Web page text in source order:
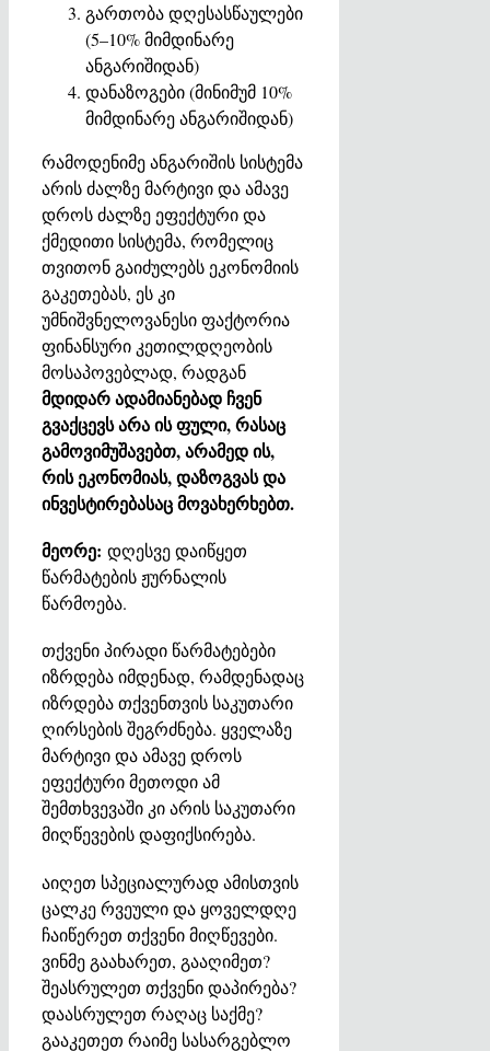
გართობა დღესასწაულები
(5–10% მიმდინარე
ანგარიშიდან)
დანაზოგები (მინიმუმ 10%
მიმდინარე ანგარიშიდან)
რამოდენიმე ანგარიშის სისტემა
არის ძალზე მარტივი და ამავე
დროს ძალზე ეფექტური და
ქმედითი სისტემა, რომელიც
თვითონ გაიძულებს ეკონომიის
გაკეთებას, ეს კი
უმნიშვნელოვანესი ფაქტორია
ფინანსური კეთილდღეობის
მოსაპოვებლად, რადგან
მდიდარ ადამიანებად ჩვენ
გვაქცევს არა ის ფული, რასაც
გამოვიმუშავებთ, არამედ ის,
რის ეკონომიას, დაზოგვას და
ინვესტირებასაც მოვახერხებთ.
მეორე: დღესვე დაიწყეთ
წარმატების ჟურნალის
წარმოება.
თქვენი პირადი წარმატებები
იზრდება იმდენად, რამდენადაც
იზრდება თქვენთვის საკუთარი
ღირსების შეგრძნება. ყველაზე
მარტივი და ამავე დროს
ეფექტური მეთოდი ამ
შემთხვევაში კი არის საკუთარი
მიღწევების დაფიქსირება.
აიღეთ სპეციალურად ამისთვის
ცალკე რვეული და ყოველდღე
ჩაიწერეთ თქვენი მიღწევები.
ვინმე გაახარეთ, გააღიმეთ?
შეასრულეთ თქვენი დაპირება?
დაასრულეთ რაღაც საქმე?
გააკეთეთ რაიმე სასარგებლო